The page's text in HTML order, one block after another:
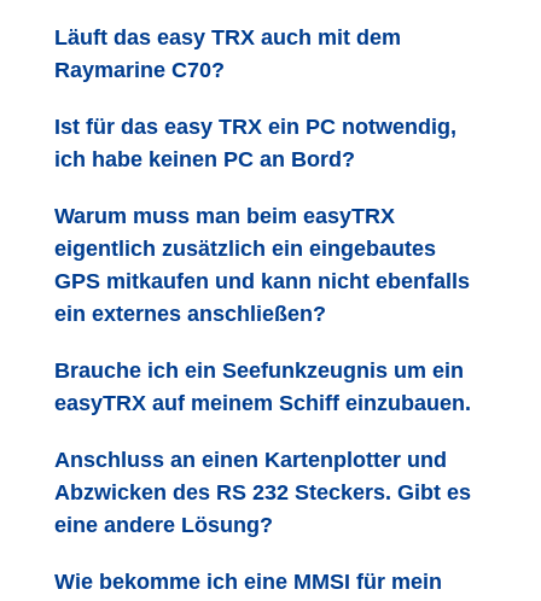
Läuft das easy TRX auch mit dem
Raymarine C70?
Ist für das easy TRX ein PC notwendig,
ich habe keinen PC an Bord?
Warum muss man beim easyTRX
eigentlich zusätzlich ein eingebautes
GPS mitkaufen und kann nicht ebenfalls
ein externes anschließen?
Brauche ich ein Seefunkzeugnis um ein
easyTRX auf meinem Schiff einzubauen.
Anschluss an einen Kartenplotter und
Abzwicken des RS 232 Steckers. Gibt es
eine andere Lösung?
Wie bekomme ich eine MMSI für mein